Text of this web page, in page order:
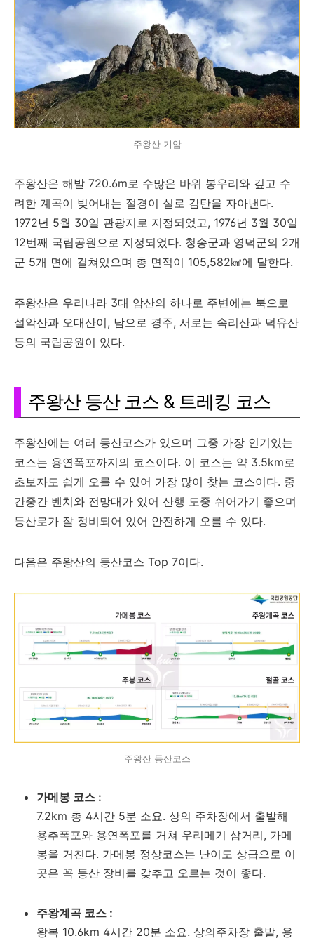
주왕산 기암
주왕산은 해발 720.6m로 수많은 바위 봉우리와 깊고 수
려한 계곡이 빚어내는 절경이 실로 감탄을 자아낸다.
1972년 5월 30일 관광지로 지정되었고, 1976년 3월 30일
12번째 국립공원으로 지정되었다. 청송군과 영덕군의 2개
군 5개 면에 걸쳐있으며 총 면적이 105,582㎢에 달한다.
주왕산은 우리나라 3대 암산의 하나로 주변에는 북으로
설악산과 오대산이, 남으로 경주, 서로는 속리산과 덕유산
등의 국립공원이 있다.
주왕산 등산 코스 & 트레킹 코스
주왕산에는 여러 등산코스가 있으며 그중 가장 인기있는
코스는 용연폭포까지의 코스이다. 이 코스는 약 3.5km로
초보자도 쉽게 오를 수 있어 가장 많이 찾는 코스이다. 중
간중간 벤치와 전망대가 있어 산행 도중 쉬어가기 좋으며
등산로가 잘 정비되어 있어 안전하게 오를 수 있다.
다음은 주왕산의 등산코스 Top 7이다.
주왕산 등산코스
가메봉 코스 :
7.2km 총 4시간 5분 소요. 상의 주차장에서 출발해
용추폭포와 용연폭포를 거쳐 우리메기 삼거리, 가메
봉을 거친다. 가메봉 정상코스는 난이도 상급으로 이
곳은 꼭 등산 장비를 갖추고 오르는 것이 좋다.
주왕계곡 코스 :
왕복 10.6km 4시간 20분 소요. 상의주차장 출발, 용